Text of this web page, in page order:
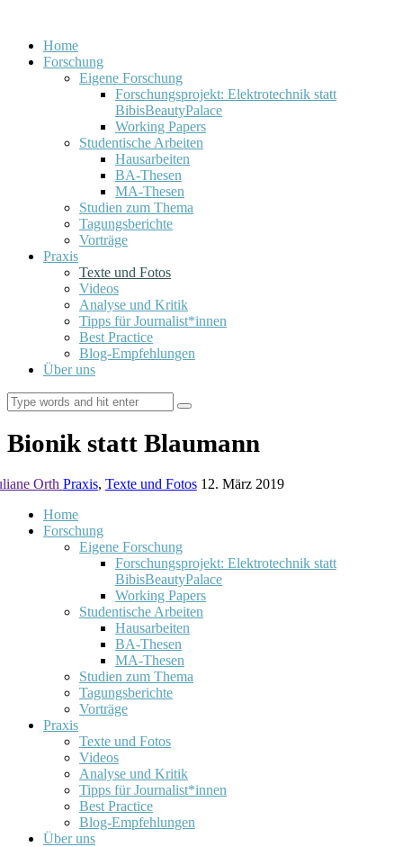
Home
Forschung
Eigene Forschung
Forschungsprojekt: Elektrotechnik statt
BibisBeautyPalace
Working Papers
Studentische Arbeiten
Hausarbeiten
BA-Thesen
MA-Thesen
Studien zum Thema
Tagungsberichte
Vorträge
Praxis
Texte und Fotos
Videos
Analyse und Kritik
Tipps für Journalist*innen
Best Practice
Blog-Empfehlungen
Über uns
Bionik statt Blaumann
Orth Praxis, Texte und Fotos 12. März 2019
Home
Forschung
Eigene Forschung
Forschungsprojekt: Elektrotechnik statt
BibisBeautyPalace
Working Papers
Studentische Arbeiten
Hausarbeiten
BA-Thesen
MA-Thesen
Studien zum Thema
Tagungsberichte
Vorträge
Praxis
Texte und Fotos
Videos
Analyse und Kritik
Tipps für Journalist*innen
Best Practice
Blog-Empfehlungen
Über uns